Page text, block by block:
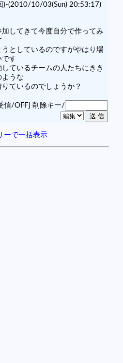
)-(2010/10/03(Sun) 20:53:17)
してきて今度自分で作ってみ
としているのですがやはり場
です
ているチームの人たちにきき
ような
ているのでしょうか？
信/OFF] 削除キー/
ーで一括表示